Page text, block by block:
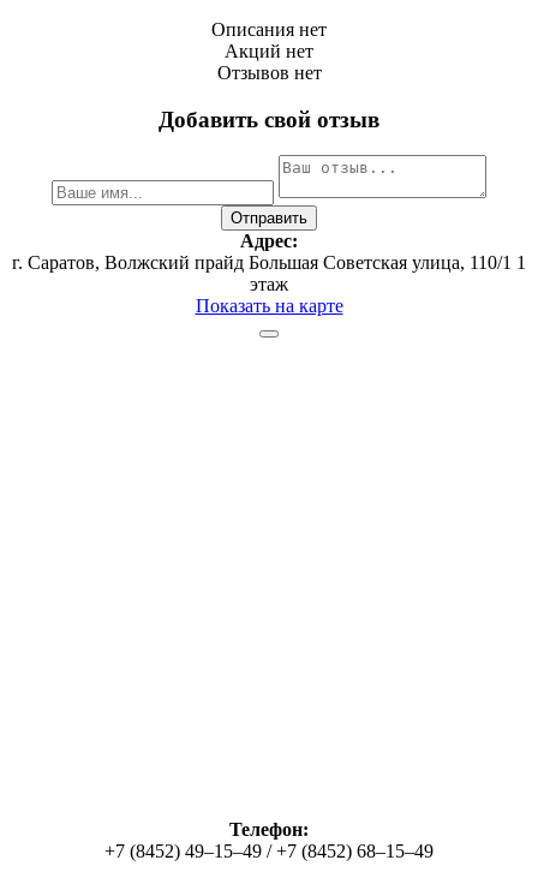
Описания нет
Акций нет
Отзывов нет
Добавить свой отзыв
Адрес:
г. Саратов, ​Волжский прайд​ Большая Советская улица, 110/1​ 1
этаж
Показать на карте
Телефон:
+7 (8452) 49‒15‒49 / +7 (8452) 68‒15‒49